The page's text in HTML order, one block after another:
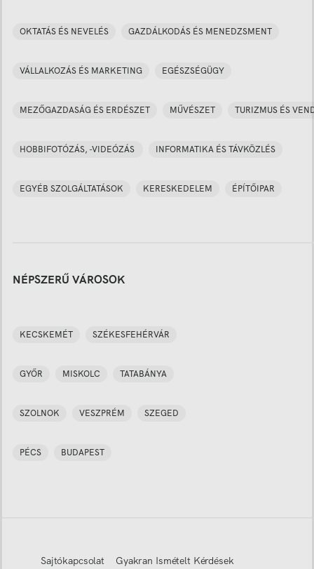
OKTATÁS ÉS NEVELÉS GAZDÁLKODÁS ÉS MENEDZSMENT
VÁLLALKOZÁS ÉS MARKETING EGÉSZSÉGÜGY
MEZŐGAZDASÁG ÉS ERDÉSZET MŰVÉSZET TURIZMUS ÉS
HOBBIFOTÓZÁS, -VIDEÓZÁS INFORMATIKA ÉS TÁVKÖZLÉS
EGYÉB SZOLGÁLTATÁSOK KERESKEDELEM ÉPÍTŐIPAR
NÉPSZERŰ VÁROSOK
KECSKEMÉT SZÉKESFEHÉRVÁR
GYŐR MISKOLC TATABÁNYA
SZOLNOK VESZPRÉM SZEGED
PÉCS BUDAPEST
Sajtókapcsolat Gyakran Ismételt Kérdések